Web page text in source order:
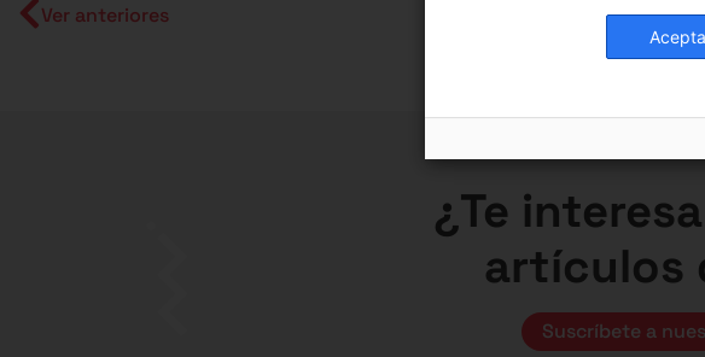
Ver anteriores
¿Te
artículos
Suscríbete a